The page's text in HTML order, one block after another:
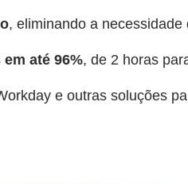
, eliminando a
em até 96%, de 2 horas
e outras soluções